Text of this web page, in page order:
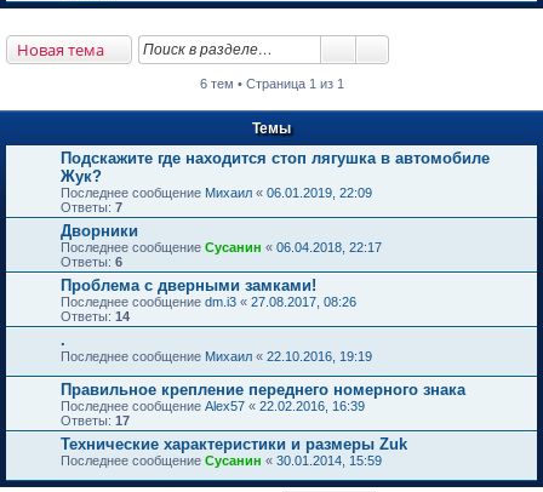
Новая тема
6 тем • Страница 1 из 1
Темы
Подскажите где находится стоп лягушка в автомобиле
Жук?
Последнее сообщение Михаил « 06.01.2019, 22:09
Ответы: 7
Дворники
Последнее сообщение Сусанин « 06.04.2018, 22:17
Ответы: 6
Проблема с дверными замками!
Последнее сообщение dm.i3 « 27.08.2017, 08:26
Ответы: 14
.
Последнее сообщение Михаил « 22.10.2016, 19:19
Правильное крепление переднего номерного знака
Последнее сообщение Alex57 « 22.02.2016, 16:39
Ответы: 17
Технические характеристики и размеры Zuk
Последнее сообщение Сусанин « 30.01.2014, 15:59